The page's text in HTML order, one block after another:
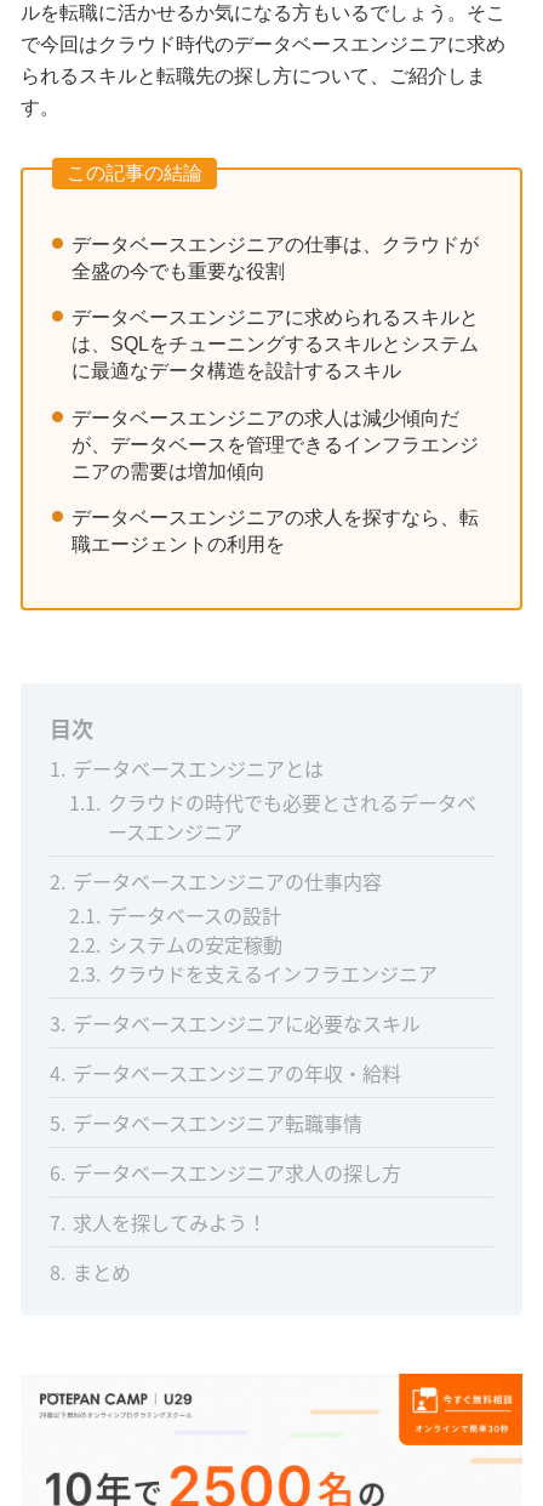
ルを転職に活かせるか気になる方もいるでしょう。そこ
で今回はクラウド時代のデータベースエンジニアに求め
られるスキルと転職先の探し方について、ご紹介しま
す。
この記事の結論
データベースエンジニアの仕事は、クラウドが
全盛の今でも重要な役割
データベースエンジニアに求められるスキルと
は、SQLをチューニングするスキルとシステム
に最適なデータ構造を設計するスキル
データベースエンジニアの求人は減少傾向だ
が、データベースを管理できるインフラエンジ
ニアの需要は増加傾向
データベースエンジニアの求人を探すなら、転
職エージェントの利用を
目次
1 データベースエンジニアとは
1.1
クラウドの時代でも必要とされるデータベ
ースエンジニア
2 データベースエンジニアの仕事内容
2.1 データベースの設計
2.2 システムの安定稼動
2.3 クラウドを支えるインフラエンジニア
3 データベースエンジニアに必要なスキル
4 データベースエンジニアの年収・給料
5 データベースエンジニア転職事情
6 データベースエンジニア求人の探し方
7 求人を探してみよう！
8 まとめ